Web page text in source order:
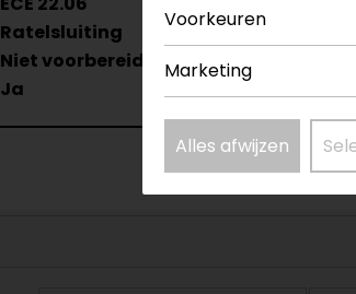
Ratelsluiting
Niet voorbereid
Ja
Voorkeuren
Marketing
Alles afwijzen